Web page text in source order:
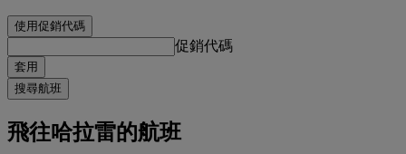
使用促銷代碼
促銷代碼
套用
搜尋航班
飛往哈拉雷的航班